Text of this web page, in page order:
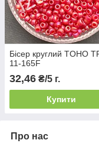
Бісер круглий TOHO
11-165F
32,46 ₴/5 г.
Купити
Про нас